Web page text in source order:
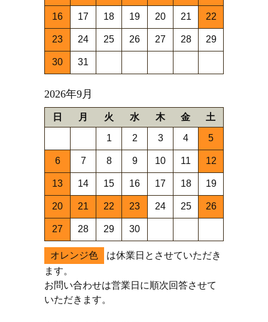
16 17 18 19 20 21 22
23 24 25 26 27 28 29
30 31
2026年9月
日 月 火 水 木 金 土
1 2 3 4 5
6 7 8 9 10 11 12
13 14 15 16 17 18 19
20 21 22 23 24 25 26
27 28 29 30
オレンジ色
は休業日とさせていただき
ます。
お問い合わせは営業日に順次回答させて
いただきます。